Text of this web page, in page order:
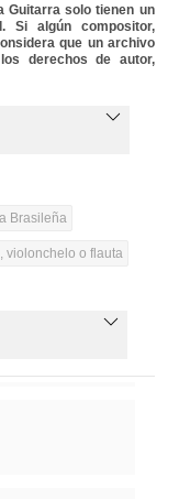
Guitarra solo tienen un
Si algún compositor,
que un archivo
derechos de autor,
Brasileña
violonchelo o flauta